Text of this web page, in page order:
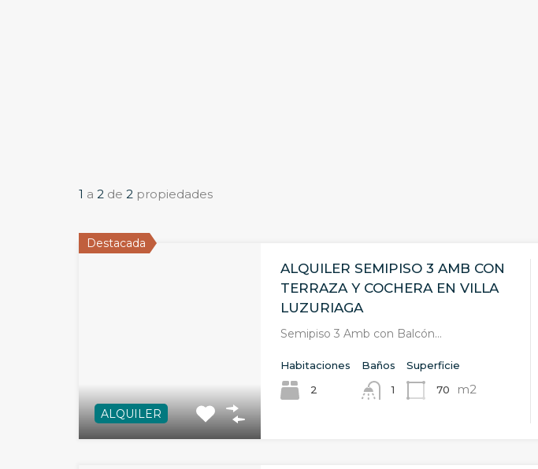
1 a 2 de 2 propiedades
Destacada
ALQUILER
ALQUILER SEMIPISO 3 AMB CON
TERRAZA Y COCHERA EN VILLA
LUZURIAGA
Semipiso 3 Amb con Balcón…
Habitaciones
2
Baños
1
Superficie
70
m2